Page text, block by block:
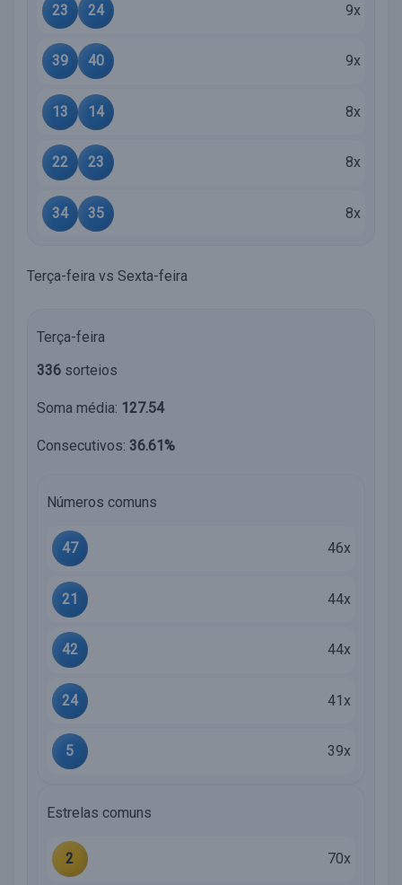
23 24 9x
39 40 9x
13 14 8x
22 23 8x
34 35 8x
Terça-feira vs Sexta-feira
Terça-feira
336 sorteios
Soma média: 127.54
Consecutivos: 36.61%
Números comuns
47 46x
21 44x
42 44x
24 41x
5 39x
Estrelas comuns
2 70x